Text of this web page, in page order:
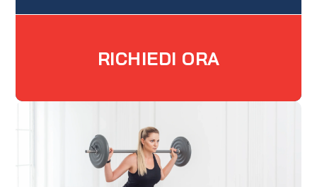
RICHIEDI ORA